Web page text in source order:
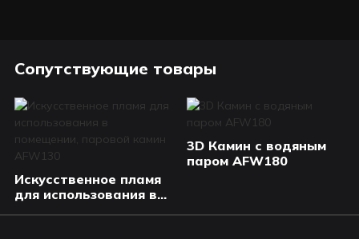
Сопутствующие товары
Искусственное пламя
для использования в
3D Камин с водяным
паром AFW180